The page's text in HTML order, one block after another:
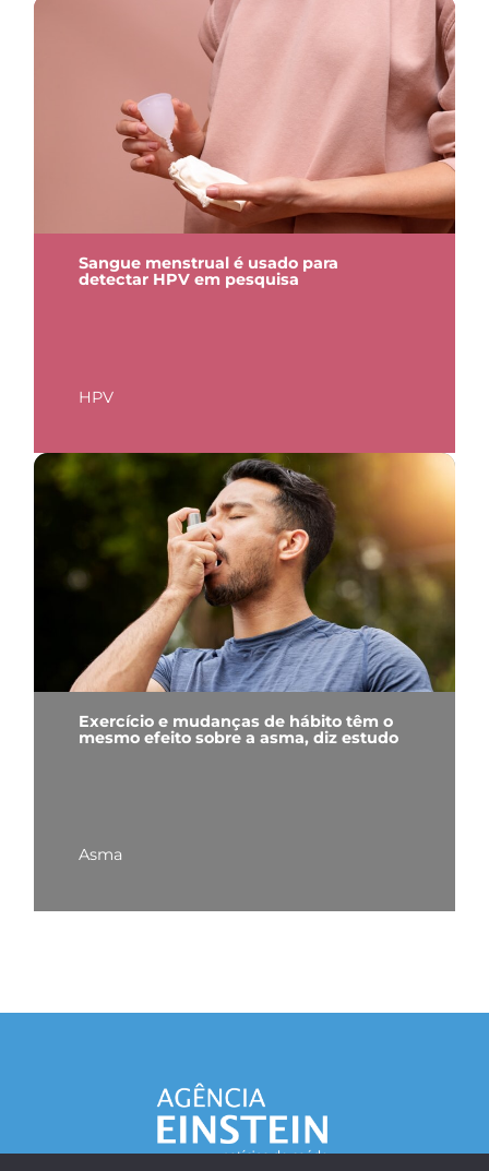
Sangue menstrual é usado para
detectar HPV em pesquisa
HPV
Exercício e mudanças de hábito têm o
mesmo efeito sobre a asma, diz estudo
Asma